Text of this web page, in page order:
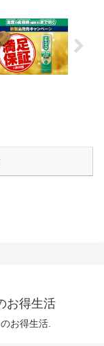
お得生活
お得生活.